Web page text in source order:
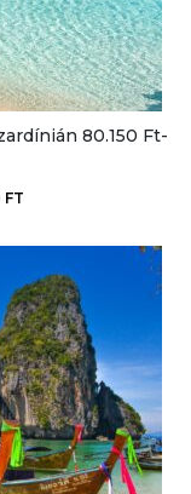
80.150 Ft-
FT